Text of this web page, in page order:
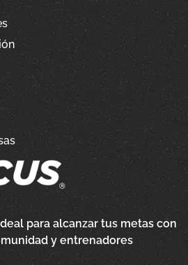
para alcanzar tus metas con
y entrenadores